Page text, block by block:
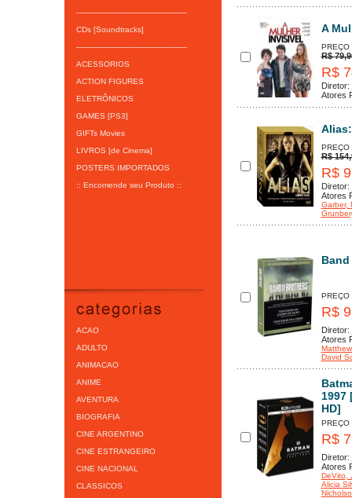
-----------------------------------------------
CDs [Soundtracks]
-----------------------------------------------
ACESSORIOS
ACTION FIGURES
ELETRÔNICOS
GAMES [PS3]
GIFTs Movies
LIVROS [de Cinema]
POSTERS IMPORTADOS
:: Encomende seu Produto ::
ACAO
ADULTO
ANIMACAO
ANIME
AVENTURA
BIOGRAFIA
CINE ARGENTINO
CINE ESTRANGEIRO
CINE NACIONAL
CLASSICOS
A
PREÇO
R$
R$
Diretor:
Atores
PREÇO
R$
R$
Diretor:
Atores
Garber,
PREÇO
R$
Diretor:
Atores
David
1997
HD]
PREÇO
R$
Diretor:
Atores
DeVito,
Alicia